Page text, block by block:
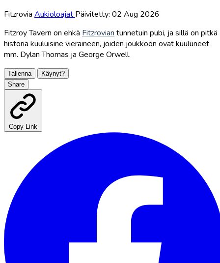
Fitzrovia Aukioloajat Päivitetty: 02 Aug 2026
Fitzroy Tavern on ehkä Fitzrovian tunnetuin pubi, ja sillä on pitkä
historia kuuluisine vieraineen, joiden joukkoon ovat kuuluneet
mm. Dylan Thomas ja George Orwell.
Tallenna
Käynyt?
Share
Copy Link